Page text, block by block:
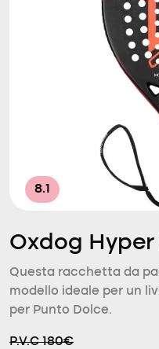
8.1
Oxdog
Questa racchetta da
modello ideale per un
per Punto Dolce.
P.V.C 180€